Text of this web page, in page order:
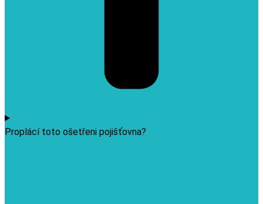
Proplácí toto ošetřeni pojišťovna?